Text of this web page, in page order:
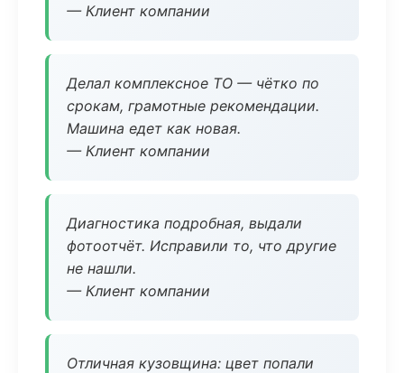
— Клиент компании
Делал комплексное ТО — чётко по
срокам, грамотные рекомендации.
Машина едет как новая.
— Клиент компании
Диагностика подробная, выдали
фотоотчёт. Исправили то, что другие
не нашли.
— Клиент компании
Отличная кузовщина: цвет попали